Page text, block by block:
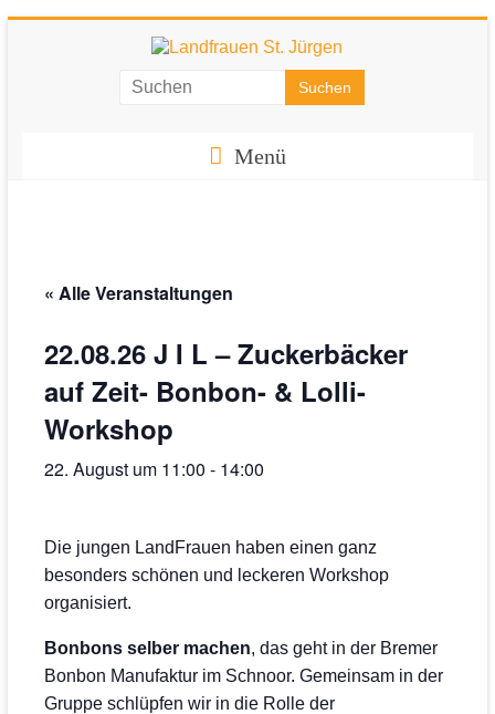
Landfrauen
eine
Gesellschaft
Menü
« Alle Veranstaltungen
22.08.26 J I L – Zuckerbäcker
auf Zeit- Bonbon- & Lolli-
Workshop
22. August um 11:00 - 14:00
Die jungen LandFrauen haben einen ganz
besonders schönen und leckeren Workshop
organisiert.
Bonbons selber machen, das geht in der Bremer
Bonbon Manufaktur im Schnoor. Gemeinsam in der
Gruppe schlüpfen wir in die Rolle der